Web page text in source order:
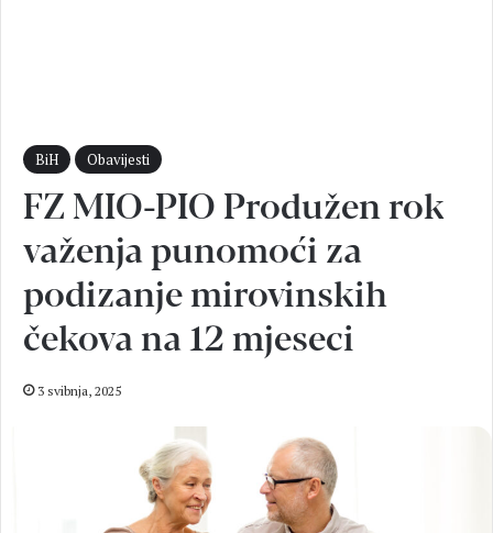
BiH Obavijesti
FZ MIO-PIO Produžen rok
važenja punomoći za
podizanje mirovinskih
čekova na 12 mjeseci
3 svibnja, 2025